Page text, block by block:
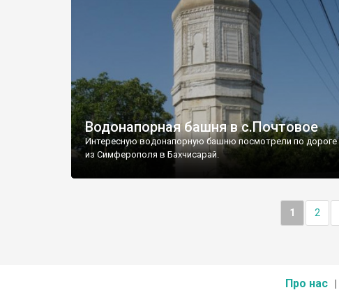
Водонапорная башня в с.Почтовое
Интересную водонапорную башню посмотрели по дороге
из Симферополя в Бахчисарай.
1 2
Про нас